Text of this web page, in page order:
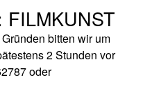
bitten wir um
2 Stunden vor
oder